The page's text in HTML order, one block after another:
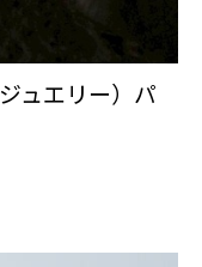
ュエリー）パ